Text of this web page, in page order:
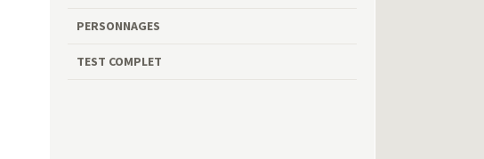
PERSONNAGES
TEST COMPLET